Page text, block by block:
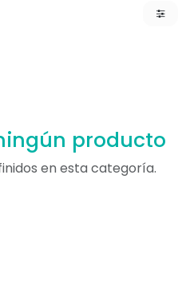
producto
en esta categoría.